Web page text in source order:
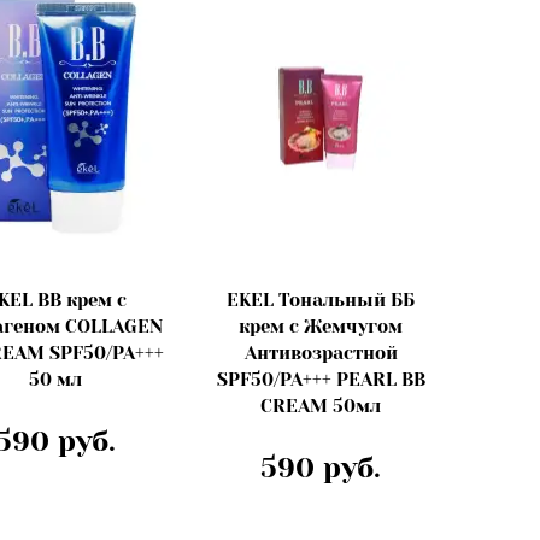
BB крем с
COLLAGEN
SPF50/PA+++
50 мл
руб.
EKEL Тональный ББ
крем с Жемчугом
Антивозрастной
SPF50/PA+++ PEARL BB
CREAM 50мл
590 руб.